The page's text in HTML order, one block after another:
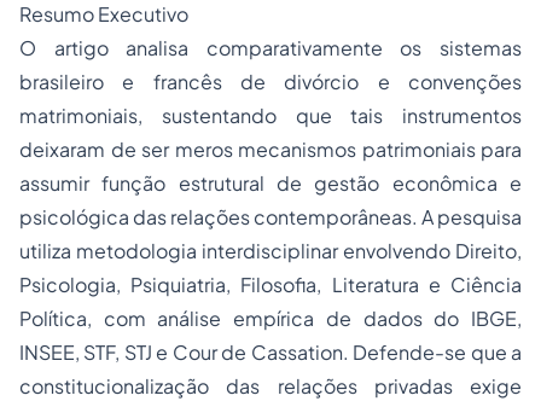
Resumo Executivo
O artigo analisa comparativamente os sistemas
brasileiro e francês de divórcio e convenções
matrimoniais, sustentando que tais instrumentos
deixaram de ser meros mecanismos patrimoniais para
assumir função estrutural de gestão econômica e
psicológica das relações contemporâneas. A pesquisa
utiliza metodologia interdisciplinar envolvendo Direito,
Psicologia, Psiquiatria, Filosofia, Literatura e Ciência
Política, com análise empírica de dados do IBGE,
INSEE, STF, STJ e Cour de Cassation. Defende-se que a
constitucionalização das relações privadas exige